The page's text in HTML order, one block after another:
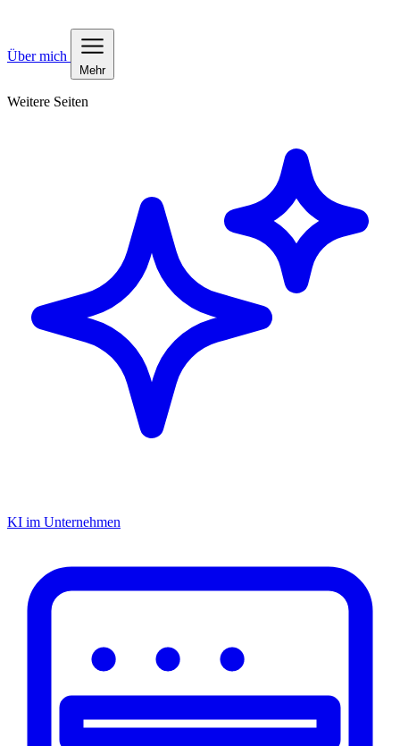
Über mich
Mehr
Weitere Seiten
KI im Unternehmen